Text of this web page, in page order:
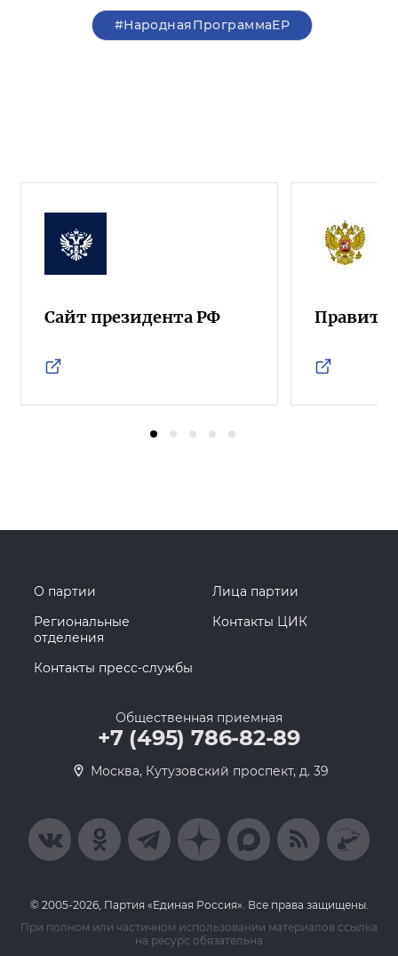
#НароднаяПрограммаЕР
Сайт президента РФ
О партии
Лица партии
Региональные
отделения
Контакты ЦИК
Контакты пресс-службы
Общественная приемная
+7 (495) 786-82-89
Москва, Кутузовский проспект, д. 39
© 2005-2026, Партия «Единая Россия». Все права защищены.
При полном или частичном использовании материалов ссылка
на ресурс обязательна